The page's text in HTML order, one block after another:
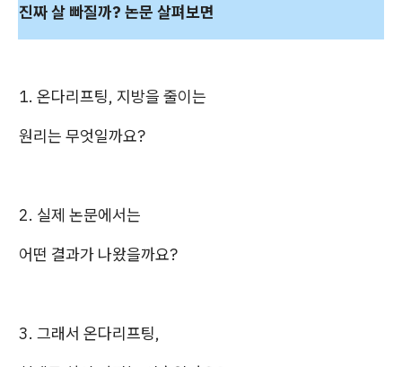
진짜 살 빠질까? 논문 살펴보면
1. 온다리프팅, 지방을 줄이는
원리는 무엇일까요?
2. 실제 논문에서는
어떤 결과가 나왔을까요?
3. 그래서 온다리프팅,